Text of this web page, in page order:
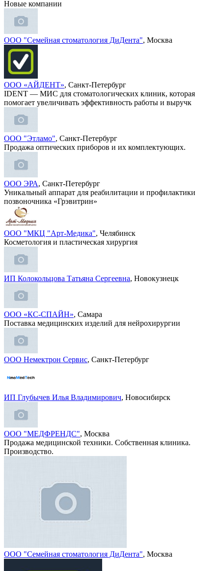
Новые компании
ООО "Семейная стоматология ДиДента", Москва
ООО «АЙДЕНТ», Санкт-Петербург
IDENT — МИС для стоматологических клиник, которая
помогает увеличивать эффективность работы и выручк
ООО "Этламо", Санкт-Петербург
Продажа оптических приборов и их комплектующих.
ООО ЭРА, Санкт-Петербург
Уникальный аппарат для реабилитации и профилактики
позвоночника «Грэвитрин»
ООО "МКЦ "Арт-Медика", Челябинск
Косметология и пластическая хирургия
ИП Колокольцова Татьяна Сергеевна, Новокузнецк
ООО «КС-СПАЙН», Самара
Поставка медицинских изделий для нейрохирургии
ООО Немектрон Сервис, Санкт-Петербург
ИП Глубычев Илья Владимирович, Новосибирск
ООО "МЕДФРЕНДС", Москва
Продажа медицинской техники. Собственная клиника.
Производство.
ООО "Семейная стоматология ДиДента", Москва